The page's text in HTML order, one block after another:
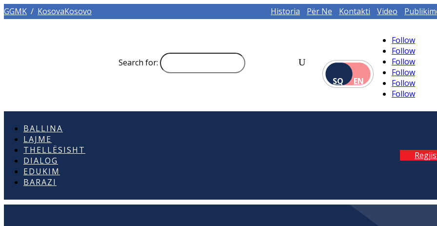
GGMK / KosovaKosovo Historia Për Ne Kontakti Video
Search for:
SQ
EN
Follow
Follow
Follow
Follow
Follow
Follow
BALLINA
LAJME
THELLËSISHT
DIALOG
EDUKIM
BARAZI